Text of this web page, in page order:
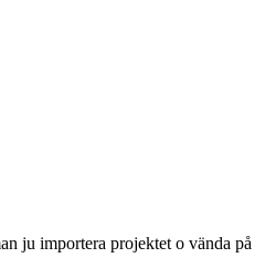
ju importera projektet o vända på